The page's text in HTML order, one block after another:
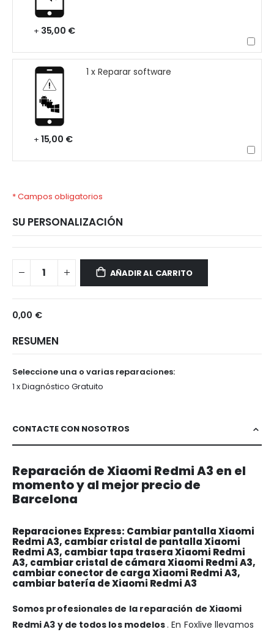
+ 35,00 €
1 x Reparar software
+ 15,00 €
* Campos obligatorios
SU PERSONALIZACIÓN
AÑADIR AL CARRITO
0,00 €
RESUMEN
Seleccione una o varias reparaciones:
1 x Diagnóstico Gratuito
CONTACTE CON NOSOTROS
Reparación de Xiaomi Redmi A3 en el
momento y al mejor precio de
Barcelona
Reparaciones Express: Cambiar pantalla Xiaomi
Redmi A3, cambiar cristal de pantalla Xiaomi
Redmi A3, cambiar tapa trasera Xiaomi Redmi
A3, cambiar cristal de cámara Xiaomi Redmi A3,
cambiar conector de carga Xiaomi Redmi A3,
cambiar batería de Xiaomi Redmi A3
Somos profesionales de la reparación de Xiaomi
Redmi A3 y de todos los modelos. En Foxlive llevamos